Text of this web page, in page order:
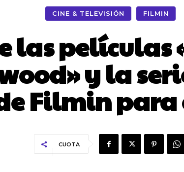
CINE & TELEVISIÓN FILMIN
las películas
y la
Filmin para
CUOTA